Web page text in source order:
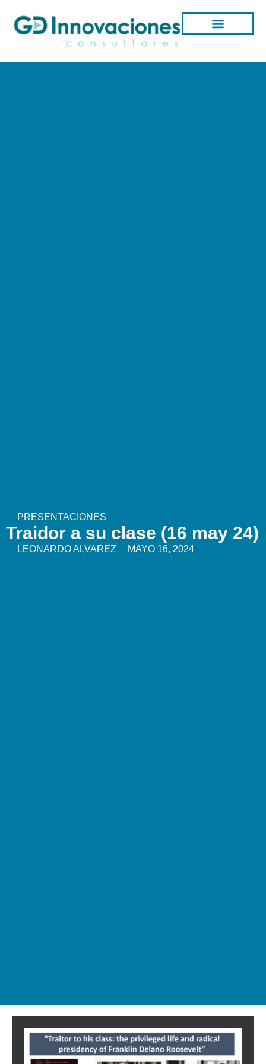
PRESENTACIONES
Traidor a su clase (16 may 24)
LEONARDO ALVAREZ MAYO 16, 2024